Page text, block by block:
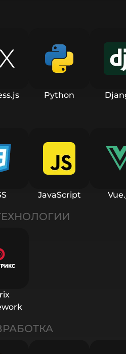
Python
JavaScript